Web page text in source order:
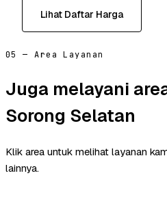
Lihat Daftar Harga
05 — Area Layanan
Juga melayani
Sorong Selatan
Klik area untuk melihat layanan
lainnya.